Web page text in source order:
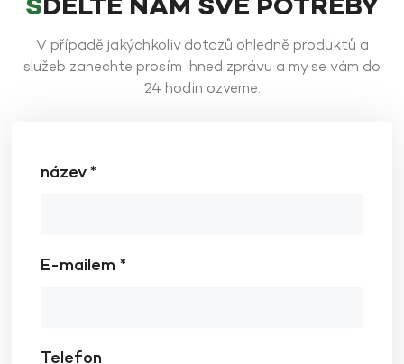
SDĚLTE NÁM SVÉ POTŘEBY
V případě jakýchkoliv dotazů ohledně produktů a
služeb zanechte prosím ihned zprávu a my se vám do
24 hodin ozveme.
název *
E-mailem *
Telefon